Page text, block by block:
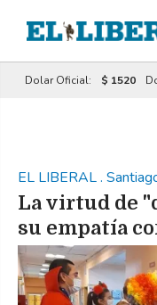
Dolar Oficial: $ 1520
EL LIBERAL.
La virtud de
su empatía